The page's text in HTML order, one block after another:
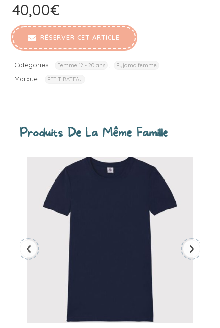
40,00€
RÉSERVER CET ARTICLE
Catégories : Femme 12 - 20 ans Pyjama femme
Marque : PETIT BATEAU
Produits De La Même Famille